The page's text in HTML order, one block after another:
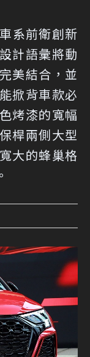
系前衛創新
計語彙將動
美結合，並
掀背車款必
烤漆的寬幅
桿兩側大型
大的蜂巢格